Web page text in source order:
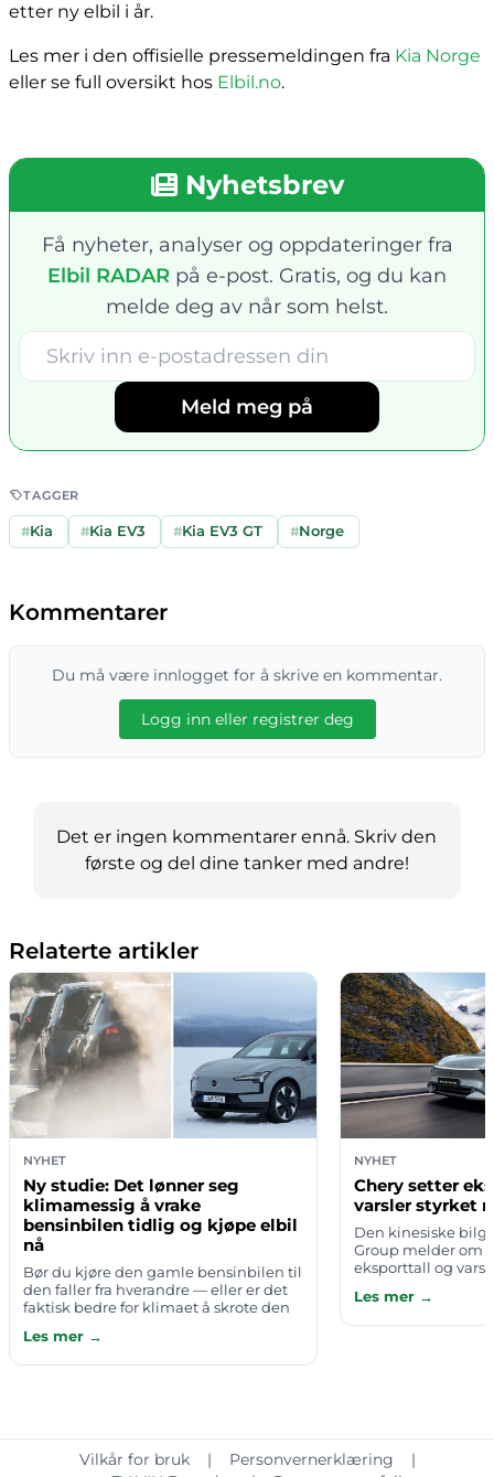
etter ny elbil i år.
Les mer i den offisielle pressemeldingen fra Kia Norge
eller se full oversikt hos Elbil.no.
Nyhetsbrev
Få nyheter, analyser og oppdateringer fra
Elbil RADAR på e-post. Gratis, og du kan
melde deg av når som helst.
Meld meg på
TAGGER
#Kia #Kia EV3 #Kia EV3 GT #Norge
Kommentarer
Du må være innlogget for å skrive en kommentar.
Logg inn eller registrer deg
Det er ingen kommentarer ennå. Skriv den
første og del dine tanker med andre!
Relaterte artikler
NYHET
Ny studie: Det lønner seg
klimamessig å vrake
bensinbilen tidlig og kjøpe elbil
nå
Bør du kjøre den gamle bensinbilen til
den faller fra hverandre — eller er det
faktisk bedre for klimaet å skrote den
Mange har en sterk intu…
Les mer →
NYHET
Chery setter
varsler styrket
Den kinesiske
Group melder om
eksporttall og
av
6. august …
Les mer →
Vilkår for bruk | Personvernerklæring
|